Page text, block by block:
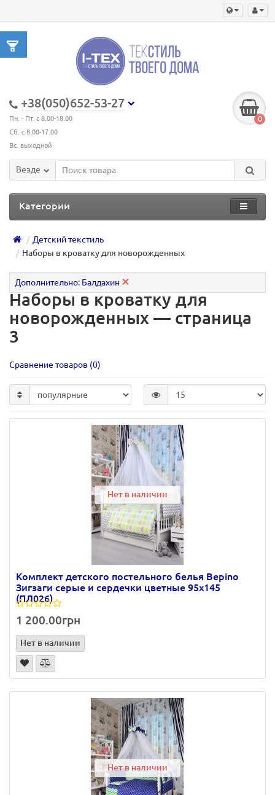
+38(050)652-53-27
Пн. - Пт. с 8.00-18.00
Сб. с 8.00-17.00
Вс. выходной
0
Везде
Категории
Детский текстиль
Наборы в кроватку для новорожденных
Дополнительно: Балдахин
Наборы в кроватку для
новорожденных — страница
3
Сравнение товаров (0)
Нет в наличии
Комплект детского постельного белья Bepino
Зигзаги серые и сердечки цветные 95х145
(ПЛ026)
1 200.00грн
Нет в наличии
Нет в наличии